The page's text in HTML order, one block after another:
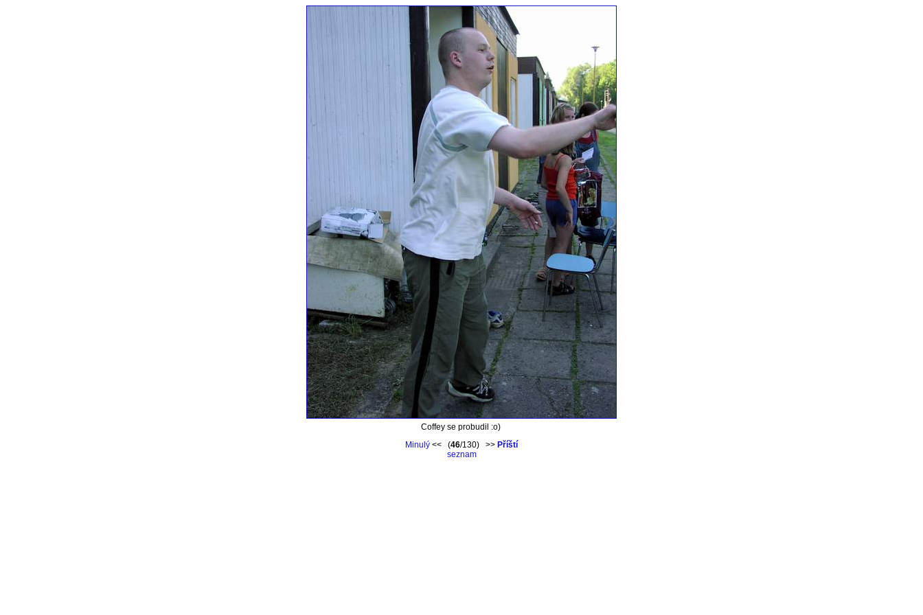
Coffey se probudil :o)
Minulý << (46/130) >> Příští
seznam